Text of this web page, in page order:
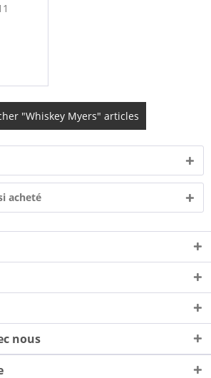
"Whiskey Myers" articles
acheté
nous